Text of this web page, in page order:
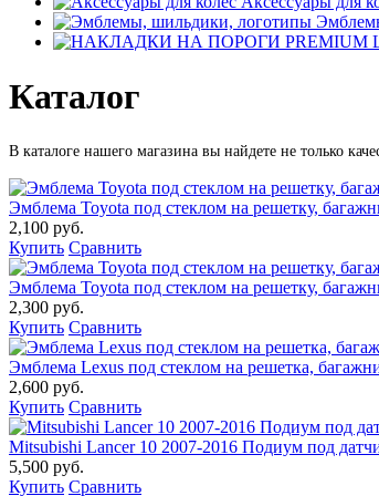
Каталог
В каталоге нашего магазина вы найдете не только
Эмблема Toyota под стеклом на решетку,
2,100 руб.
Купить Сравнить
Эмблема Toyota под стеклом на решетку,
2,300 руб.
Купить Сравнить
Эмблема Lexus под стеклом на решетка,
2,600 руб.
Купить Сравнить
Mitsubishi Lancer 10 2007-2016 Подиум под
5,500 руб.
Купить Сравнить